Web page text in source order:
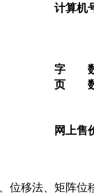
计算机
字
页
网上售
移法、矩阵位